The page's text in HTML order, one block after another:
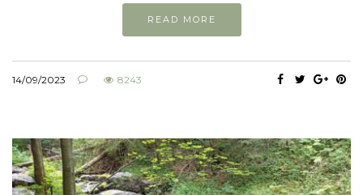
READ MORE
14/09/2023 8243